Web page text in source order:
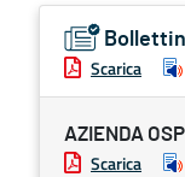
Scarica
AZIENDA
Scarica